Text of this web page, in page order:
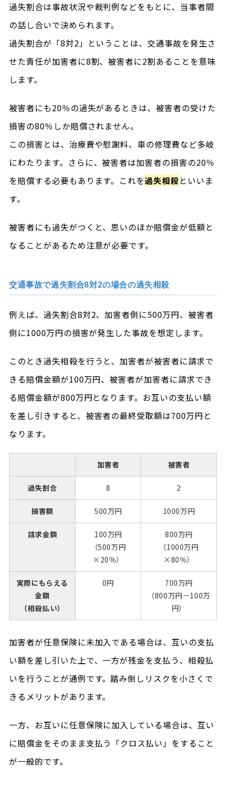
過失割合は事故状況や裁判例などをもとに、当事者間
の話し合いで決められます。
過失割合が「8対2」ということは、交通事故を発生さ
せた責任が加害者に8割、被害者に2割あることを意味
します。
被害者にも20％の過失があるときは、被害者の受けた
損害の80％しか賠償されません。
この損害とは、治療費や慰謝料、車の修理費など多岐
にわたります。さらに、被害者は加害者の損害の20％
を賠償する必要もあります。これを過失相殺といいま
す。
被害者にも過失がつくと、思いのほか賠償金が低額と
なることがあるため注意が必要です。
交通事故で過失割合8対2の場合の過失相殺
例えば、過失割合8対2、加害者側に500万円、被害者
側に1000万円の損害が発生した事故を想定します。
このとき過失相殺を行うと、加害者が被害者に請求で
きる賠償金額が100万円、被害者が加害者に請求でき
る賠償金額が800万円となります。お互いの支払い額
を差し引きすると、被害者の最終受取額は700万円と
なります。
加害者 被害者
過失割合 8 2
損害額 500万円 1000万円
請求金額
100万円
（500万円
×20％）
800万円
（1000万円
×80％）
実際にもらえる
金額
（相殺払い）
0円
700万円
（800万円－100万
円）
加害者が任意保険に未加入である場合は、互いの支払
い額を差し引いた上で、一方が残金を支払う、相殺払
いを行うことが通例です。踏み倒しリスクを小さくで
きるメリットがあります。
一方、お互いに任意保険に加入している場合は、互い
に賠償金をそのまま支払う「クロス払い」をすること
が一般的です。